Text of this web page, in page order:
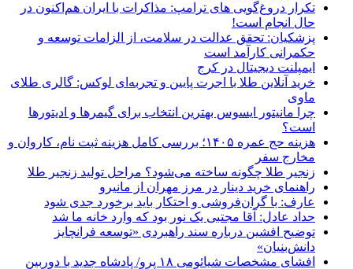
تکرار دروغ‌گویی های ترامپ: مذاکرات با ایران هم‌اکنون در
حال انجام است!
پزشکیان: تحقق عدالت در سلامت، از الزامات توسعه و
حکمرانی کارآمد است
ایمپلنت دیجیتال در کرج
خرید آنلاین طلا با اجرت پایین و تجربه‌ای لوکس: گالری طلای
ماوی
چرا مانیتور ایسوس بهترین انتخاب برای گیمرها و ادیتورها
است؟
هزینه حج عمره ۱۴۰۵؛ بررسی کامل هزینه ثبت نام، کاروان و
مخارج سفر
زنجیر طلا چگونه ساخته می‌شود؟ مراحل تولید زنجیر طلا
راهنمای خرید دینار در مرز مهران از مانیرو
عارف: با گران‌فروشی و احتکار باید برخورد جدی شود
حداد عادل: آقا مجتبی یک نور بود که وارد خانه ما شد
توضیح افشین درباره سند راهبردی «توسعه فرانچایز
دانش‌بنیان»
افشای مشخصات شیائومی ۱۸ پرو/ پادشاه جدید با دوربین